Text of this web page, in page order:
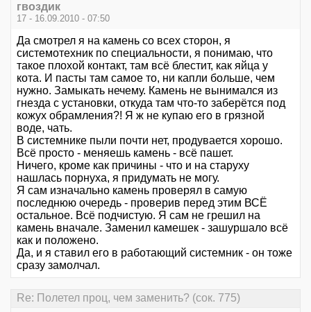
гвоздик
17 - 16.09.2010 - 07:50
Да смотрел я на камень со всех сторон, я
системотехник по специальности, я понимаю, что
такое плохой контакт, там всё блестит, как яйца у
кота. И пасты там самое то, ни капли больше, чем
нужно. Замыкать нечему. Камень не вынимался из
гнезда с установки, откуда там что-то заберётся под
кожух обрамления?! Я ж не купаю его в грязной
воде, чать.
В системнике пыли почти нет, продувается хорошо.
Всё просто - меняешь камень - всё пашет.
Ничего, кроме как причины - что и на старуху
нашлась порнуха, я придумать не могу.
Я сам изначально камень проверял в самую
последнюю очередь - проверив перед этим ВСЁ
остальное. Всё подчистую. Я сам не грешил на
камень вначале. Заменил камешек - зашуршало всё
как и положено.
Да, и я ставил его в работающий системник - он тоже
сразу замолчал.
Re: Полетел проц, чем заменить? (сок. 775)